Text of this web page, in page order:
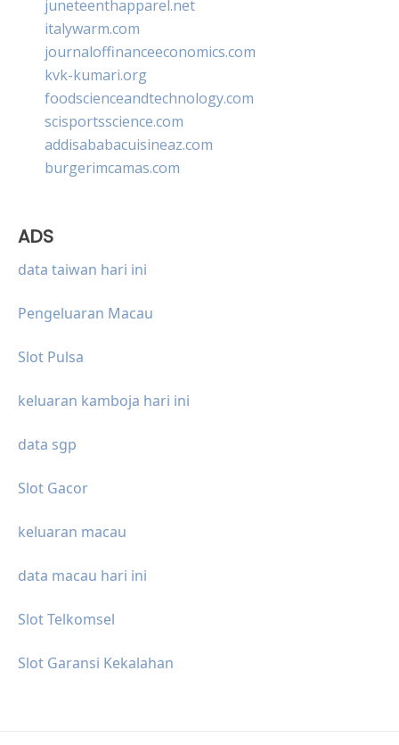
juneteenthapparel.net
italywarm.com
journaloffinanceeconomics.com
kvk-kumari.org
foodscienceandtechnology.com
scisportsscience.com
addisababacuisineaz.com
burgerimcamas.com
ADS
data taiwan hari ini
Pengeluaran Macau
Slot Pulsa
keluaran kamboja hari ini
data sgp
Slot Gacor
keluaran macau
data macau hari ini
Slot Telkomsel
Slot Garansi Kekalahan